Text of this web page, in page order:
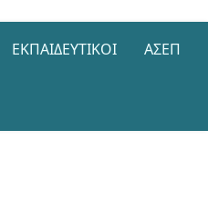
ΕΚΠΑΙΔΕΥΤΙΚΟΊ ΑΣΕΠ